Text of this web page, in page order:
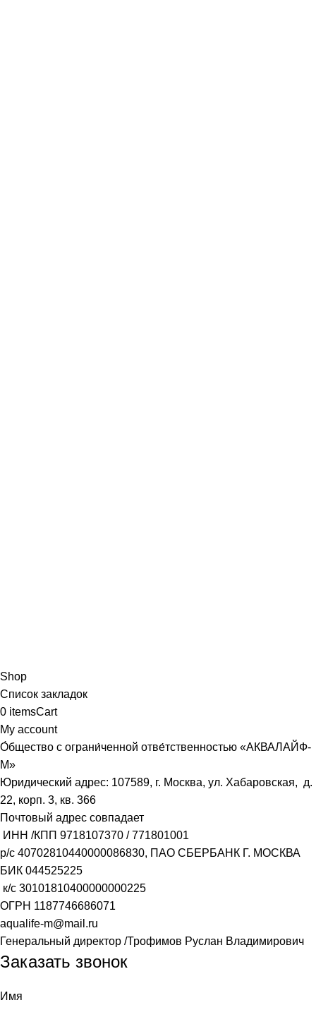
Shop
Список закладок
0 itemsCart
My account
О́бщество с ограни́ченной отве́тственностью «АКВАЛАЙФ-
М»
Юридический адрес: 107589, г. Москва, ул. Хабаровская, д.
22, корп. 3, кв. 366
Почтовый адрес совпадает
ИНН /КПП 9718107370 /771801001
р/с 40702810440000086830, ПАО СБЕРБАНК Г. МОСКВА
БИК 044525225
к/с 30101810400000000225
ОГРН 1187746686071
aqualife-m@mail.ru
Генеральный директор /Трофимов Руслан Владимирович
Заказать звонок
Имя